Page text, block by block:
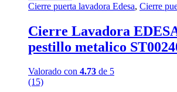
Cierre puerta lavadora Edesa, Cierre
Cierre Lavadora
pestillo metalico
Valorado con 4.73 de 5
(15)